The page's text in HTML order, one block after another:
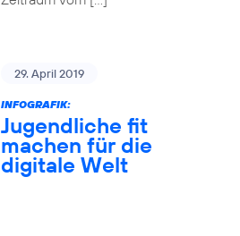
29. April 2019
INFOGRAFIK:
Jugendliche fit
machen für die
digitale Welt